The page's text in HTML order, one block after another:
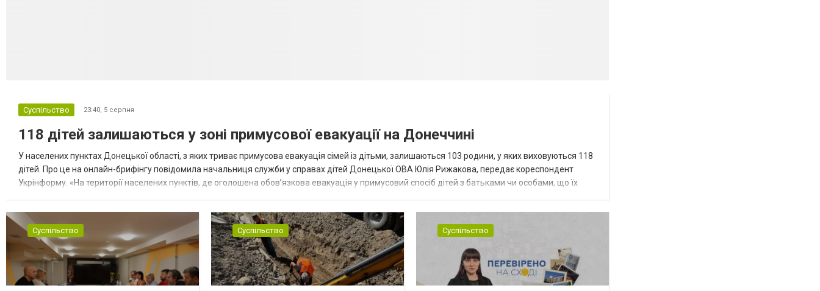
Суспільство 23:40, 5 серпня
118 дітей залишаються у зоні примусової евакуації на Донеччині
У населених пунктах Донецької області, з яких триває примусова евакуація сімей із дітьми, залишаються 103 родини, у яких виховуються 118
дітей. Про це на онлайн-брифінгу повідомила начальниця служби у справах дітей Донецької ОВА Юлія Рижакова, передає кореспондент
Укрінформу. «На території населених пунктів, де оголошена обов’язкова евакуація у примусовий спосіб дітей з батьками чи особами, що їх
Суспільство Суспільство Суспільство